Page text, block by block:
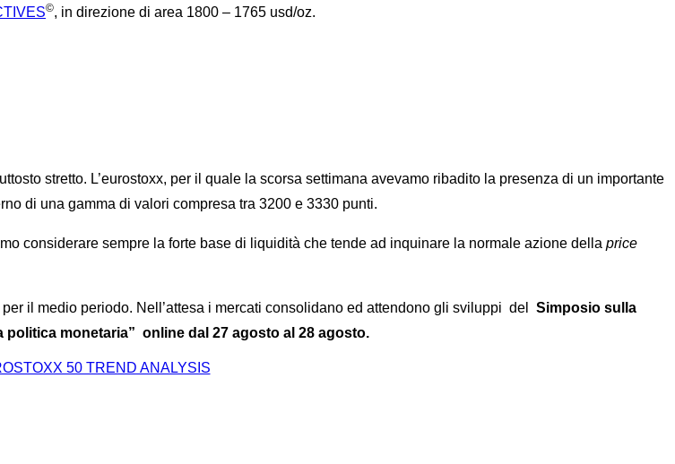
©, in direzione di area 1800 – 1765 usd/oz.
stretto. L’eurostoxx, per il quale la scorsa settimana avevamo ribadito la presenza di un importante
di una gamma di valori compresa tra 3200 e 3330 punti.
considerare sempre la forte base di liquidità che tende ad inquinare la normale azione della price
il medio periodo. Nell’attesa i mercati consolidano ed attendono gli sviluppi del
Simposio sulla
monetaria” online dal 27 agosto al 28 agosto.